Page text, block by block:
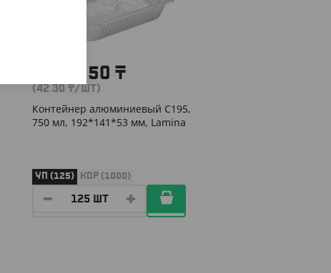
5 287.50 ₸
(42.30 ₸/ШТ)
Контейнер алюминиевый C195,
750 мл, 192*141*53 мм, Lamina
УП (125) КОР (1000)